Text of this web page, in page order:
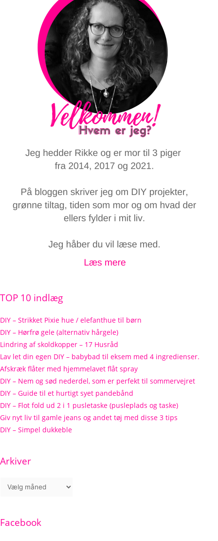
TOP 10 indlæg
DIY – Strikket Pixie hue / elefanthue til børn
DIY – Hørfrø gele (alternativ hårgele)
Lindring af skoldkopper – 17 Husråd
Lav let din egen DIY – babybad til eksem med 4 ingredienser.
Afskræk flåter med hjemmelavet flåt spray
DIY – Nem og sød nederdel, som er perfekt til sommervejret
DIY – Guide til et hurtigt syet pandebånd
DIY – Flot fold ud 2 i 1 pusletaske (pusleplads og taske)
Giv nyt liv til gamle jeans og andet tøj med disse 3 tips
DIY – Simpel dukkeble
Arkiver
Facebook